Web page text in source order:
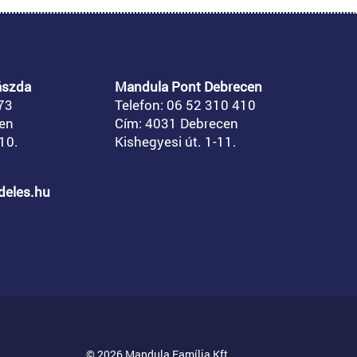
Mandula Pont Debrecen
Telefon: 06 52 310 410
Cím: 4031 Debrecen
Kishegyesi út. 1-11.
© 2026 Mandula Família Kft.